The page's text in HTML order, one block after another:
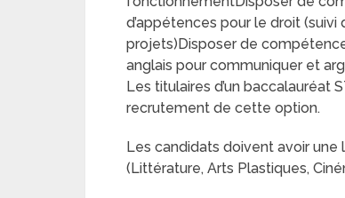
d’appétences pour le droit
projets)Disposer de
anglais pour communiquer et
Les titulaires d’un baccalauréat
recrutement de cette option.
Les candidats doivent avoir
(Littérature, Arts Plastiques,